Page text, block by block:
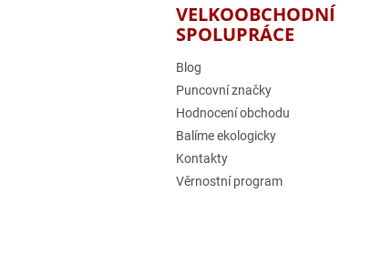
VELKOOBCHODNÍ
SPOLUPRÁCE
Blog
Puncovní značky
Hodnocení obchodu
Balíme ekologicky
Kontakty
Věrnostní program